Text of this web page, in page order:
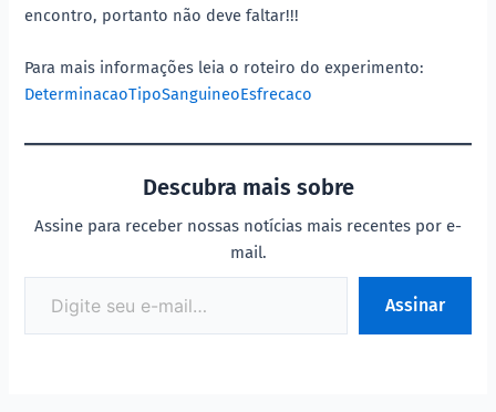
encontro, portanto não deve faltar!!!
Para mais informações leia o roteiro do experimento:
DeterminacaoTipoSanguineoEsfrecaco
Descubra mais sobre
Assine para receber nossas notícias mais recentes por e-
mail.
Assinar